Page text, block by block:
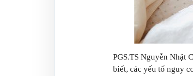
PGS.TS Nguyễn Nhật
biết, các yếu tố nguy